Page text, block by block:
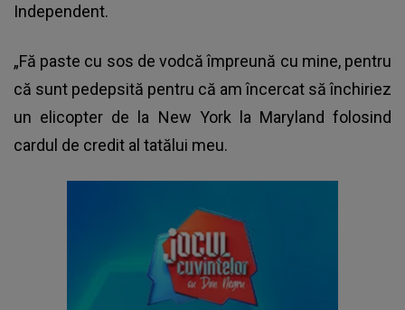
Independent.
„Fă paste cu sos de vodcă împreună cu mine, pentru
că sunt pedepsită pentru că am încercat să închiriez
un elicopter de la New York la Maryland folosind
cardul de credit al tatălui meu.